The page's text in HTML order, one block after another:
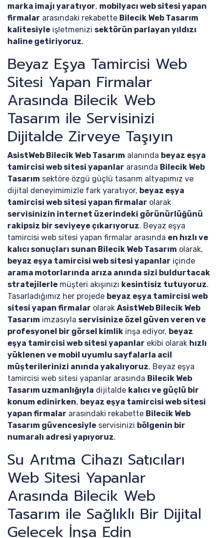
marka imajı yaratıyor, mobilyacı web sitesi yapan
firmalar arasındaki rekabette Bilecik Web Tasarım
kalitesiyle işletmenizi sektörün parlayan yıldızı
haline getiriyoruz.
Beyaz Eşya Tamircisi Web
Sitesi Yapan Firmalar
Arasında Bilecik Web
Tasarım ile Servisinizi
Dijitalde Zirveye Taşıyın
AsistWeb Bilecik Web Tasarım alanında beyaz eşya
tamircisi web sitesi yapanlar arasında Bilecik Web
Tasarım sektöre özgü güçlü tasarım altyapımız ve
dijital deneyimimizle fark yaratıyor, beyaz eşya
tamircisi web sitesi yapan firmalar olarak
servisinizin internet üzerindeki görünürlüğünü
rakipsiz bir seviyeye çıkarıyoruz. Beyaz eşya
tamircisi web sitesi yapan firmalar arasında en hızlı ve
kalıcı sonuçları sunan Bilecik Web Tasarım olarak,
beyaz eşya tamircisi web sitesi yapanlar içinde
arama motorlarında arıza anında sizi buldurtacak
stratejilerle müşteri akışınızı kesintisiz tutuyoruz.
Tasarladığımız her projede beyaz eşya tamircisi web
sitesi yapan firmalar olarak AsistWeb Bilecik Web
Tasarım imzasıyla servisinize özel güven veren ve
profesyonel bir görsel kimlik inşa ediyor, beyaz
eşya tamircisi web sitesi yapanlar ekibi olarak hızlı
yüklenen ve mobil uyumlu sayfalarla acil
müşterilerinizi anında yakalıyoruz. Beyaz eşya
tamircisi web sitesi yapanlar arasında Bilecik Web
Tasarım uzmanlığıyla dijitalde kalıcı ve güçlü bir
konum edinirken, beyaz eşya tamircisi web sitesi
yapan firmalar arasındaki rekabette Bilecik Web
Tasarım güvencesiyle servisinizi bölgenin bir
numaralı adresi yapıyoruz.
Su Arıtma Cihazı Satıcıları
Web Sitesi Yapanlar
Arasında Bilecik Web
Tasarım ile Sağlıklı Bir Dijital
Gelecek İnşa Edin